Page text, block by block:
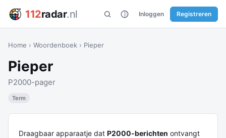
112radar.nl Inloggen Registreren
Home › Woordenboek › Pieper
Pieper
P2000-pager
Term
Draagbaar apparaatje dat P2000-berichten ontvangt